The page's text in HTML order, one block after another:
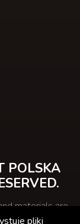
POLSKA
materials are
and its
pliki